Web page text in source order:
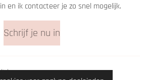
en ik contacteer je zo snel mogelijk.
Schrijf je nu in